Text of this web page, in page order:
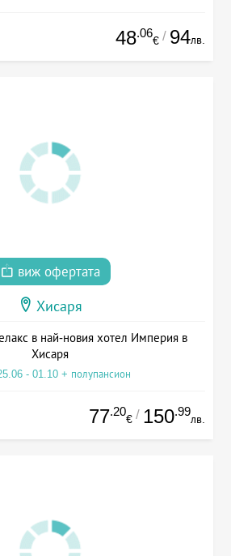
48.06
€ / 94лв.
виж офертата
Хисаря
в най-новия хотел Империя в
Хисаря
- 01.10 + полупансион
77.20
€ / 150.99
лв.